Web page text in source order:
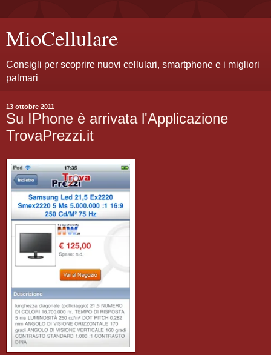
MioCellulare
Consigli per scoprire nuovi cellulari, smartphone e i migliori
palmari
13 ottobre 2011
Su IPhone è arrivata l'Applicazione
TrovaPrezzi.it